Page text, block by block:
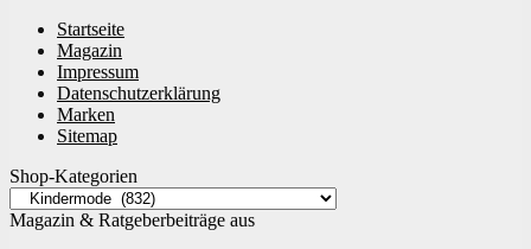
Startseite
Magazin
Impressum
Datenschutzerklärung
Marken
Sitemap
Shop-Kategorien
Magazin & Ratgeberbeiträge aus